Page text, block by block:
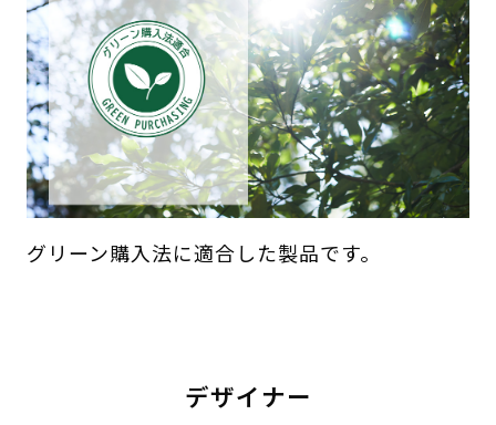
グリーン購入法に適合した製品です。
デザイナー